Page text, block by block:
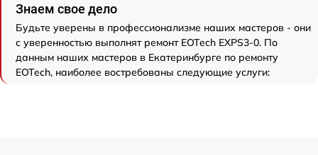
Знаем свое дело
Будьте уверены в профессионализме наших мастеров - они
с уверенностью выполнят ремонт EOTech EXPS3-0. По
данным наших мастеров в Екатеринбурге по ремонту
EOTech, наиболее востребованы следующие услуги: